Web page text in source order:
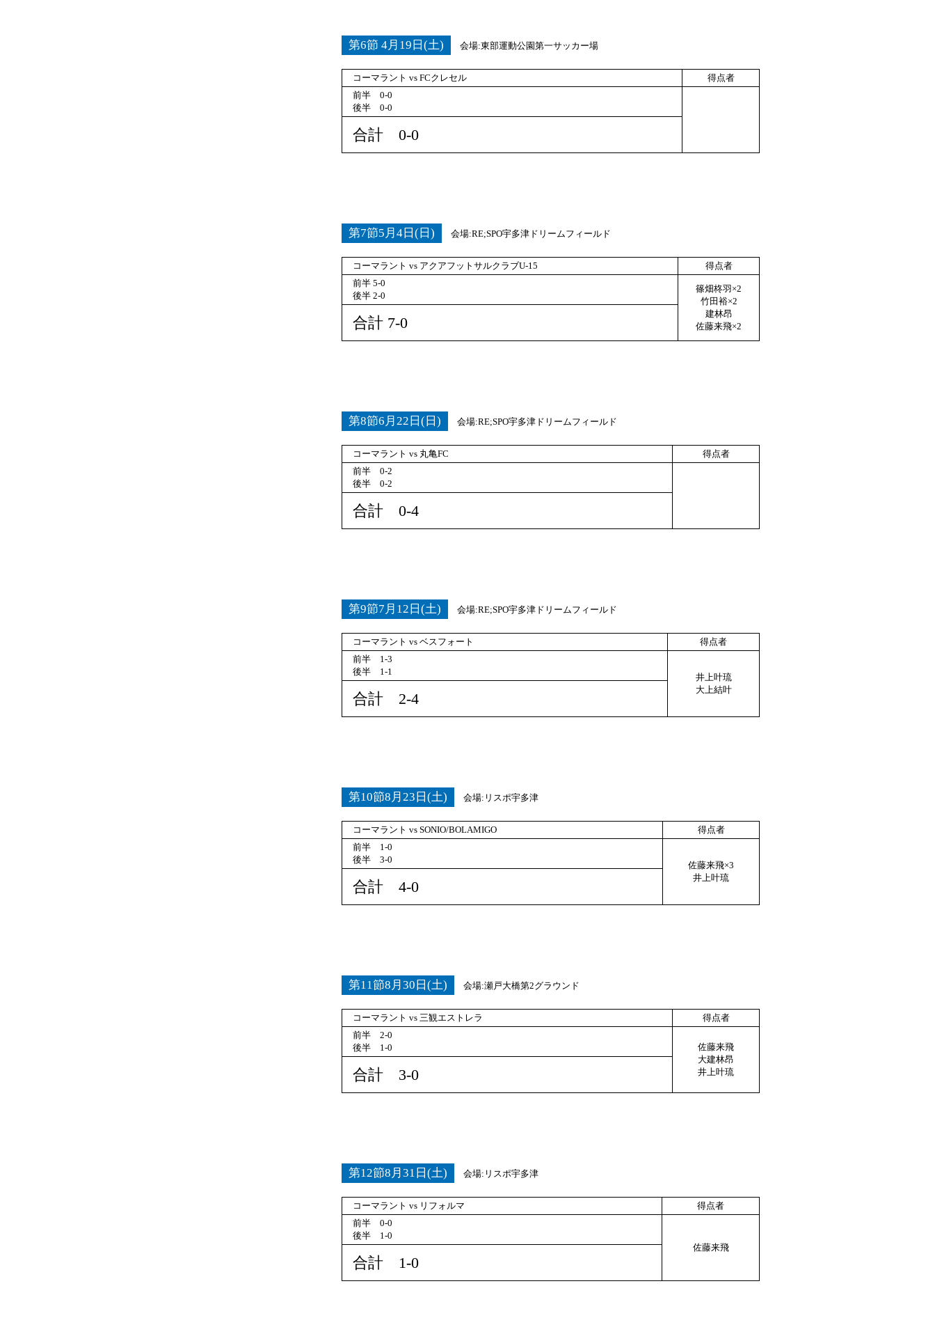
第6節 4月19日(土) 会場:東部運動公園第一サッカー場
コーマラント vs FCクレセル
得点者
前半 0-0
後半 0-0
合計 0-0
第7節5月4日(日) 会場:RE;SPO宇多津ドリームフィールド
コーマラント vs アクアフットサルクラブU-15
得点者
前半 5-0
後半 2-0
篠畑柊羽×2
竹田裕×2
建林昂
佐藤来飛×2
合計 7-0
第8節6月22日(日) 会場:RE;SPO宇多津ドリームフィールド
コーマラント vs 丸亀FC
得点者
前半 0-2
後半 0-2
合計 0-4
第9節7月12日(土) 会場:RE;SPO宇多津ドリームフィールド
コーマラント vs ベスフォート
得点者
前半 1-3
後半 1-1
井上叶琉
大上結叶
合計 2-4
第10節8月23日(土) 会場:リスポ宇多津
コーマラント vs SONIO/BOLAMIGO
得点者
前半 1-0
後半 3-0
佐藤来飛×3
井上叶琉
合計 4-0
第11節8月30日(土) 会場:瀬戸大橋第2グラウンド
コーマラント vs 三観エストレラ
得点者
前半 2-0
後半 1-0
佐藤来飛
大建林昂
井上叶琉
合計 3-0
第12節8月31日(土) 会場:リスポ宇多津
コーマラント vs リフォルマ
得点者
前半 0-0
後半 1-0
佐藤来飛
合計 1-0